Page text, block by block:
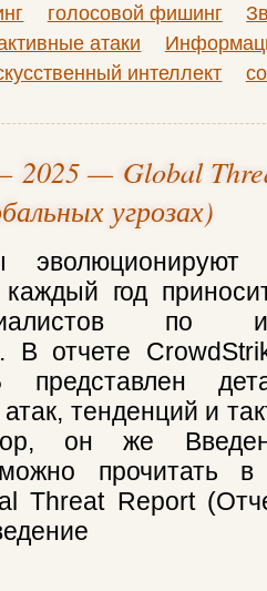
голосовой фишинг
атаки
интеллект
2025 — Global
угрозах)
каждый год
по
В отчете
представлен
тенденций и
он же
прочитать
Threat Report